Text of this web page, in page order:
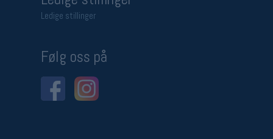
Ledige stillinger
Følg oss på